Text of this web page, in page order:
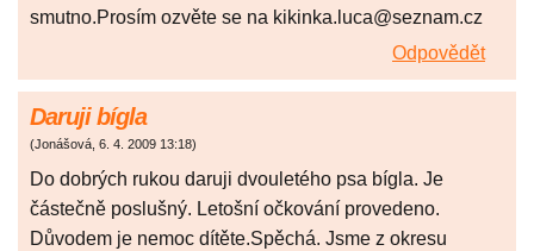
smutno.Prosím ozvěte se na kikinka.luca@seznam.cz
Odpovědět
Daruji bígla
(Jonášová, 6. 4. 2009 13:18)
Do dobrých rukou daruji dvouletého psa bígla. Je
částečně poslušný. Letošní očkování provedeno.
Důvodem je nemoc dítěte.Spěchá. Jsme z okresu